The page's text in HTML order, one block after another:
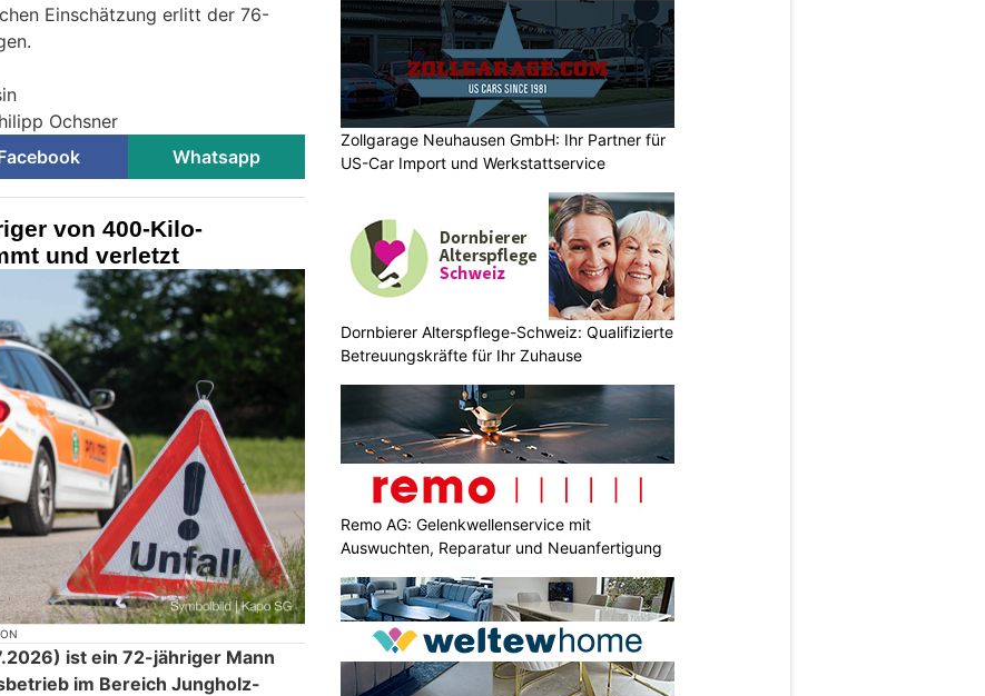
Einschätzung erlitt der 76-
Ochsner
Whatsapp
von 400-Kilo-
und verletzt
ist ein 72-jähriger Mann
im Bereich Jungholz-
Zollgarage Neuhausen GmbH: Ihr Partner für
US-Car Import und Werkstattservice
Dornbierer Alterspflege-Schweiz: Qualifizierte
Betreuungskräfte für Ihr Zuhause
Remo AG: Gelenkwellenservice mit
Auswuchten, Reparatur und Neuanfertigung